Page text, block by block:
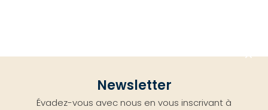
Newsletter
Évadez-vous avec nous en vous inscrivant à